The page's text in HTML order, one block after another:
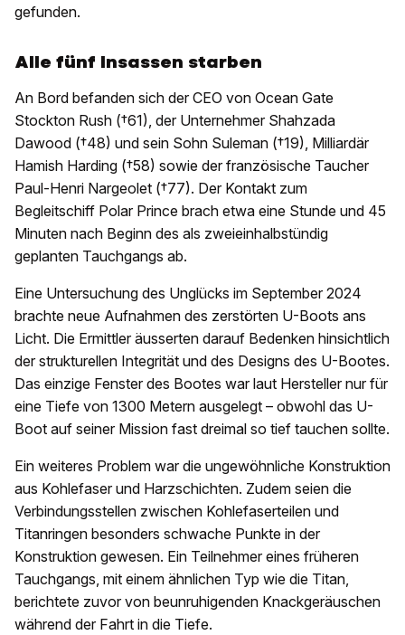
gefunden.
Alle fünf Insassen starben
An Bord befanden sich der CEO von Ocean Gate
Stockton Rush (†61), der Unternehmer Shahzada
Dawood (†48) und sein Sohn Suleman (†19), Milliardär
Hamish Harding (†58) sowie der französische Taucher
Paul-Henri Nargeolet (†77). Der Kontakt zum
Begleitschiff Polar Prince brach etwa eine Stunde und 45
Minuten nach Beginn des als zweieinhalbstündig
geplanten Tauchgangs ab.
Eine Untersuchung des Unglücks im September 2024
brachte neue Aufnahmen des zerstörten U-Boots ans
Licht. Die Ermittler äusserten darauf Bedenken hinsichtlich
der strukturellen Integrität und des Designs des U-Bootes.
Das einzige Fenster des Bootes war laut Hersteller nur für
eine Tiefe von 1300 Metern ausgelegt – obwohl das U-
Boot auf seiner Mission fast dreimal so tief tauchen sollte.
Ein weiteres Problem war die ungewöhnliche Konstruktion
aus Kohlefaser und Harzschichten. Zudem seien die
Verbindungsstellen zwischen Kohlefaserteilen und
Titanringen besonders schwache Punkte in der
Konstruktion gewesen. Ein Teilnehmer eines früheren
Tauchgangs, mit einem ähnlichen Typ wie die Titan,
berichtete zuvor von beunruhigenden Knackgeräuschen
während der Fahrt in die Tiefe.